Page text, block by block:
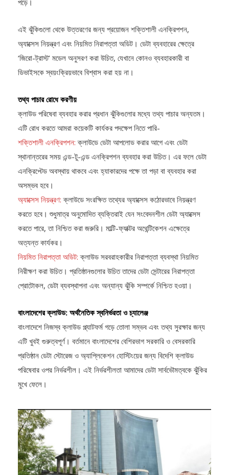
এই ঝুঁকিগুলো থেকে উত্তরণের জন্য প্রয়োজন শক্তিশালী এনক্রিপশন,
অ্যাক্সেস নিয়ন্ত্রণ এবং নিয়মিত নিরাপত্তা অডিট। ডেটা ব্যবহারের ক্ষেত্রে
‘জিরো-ট্রাস্ট’ মডেল অনুসরণ করা উচিত, যেখানে কোনও ব্যবহারকারী বা
ডিভাইসকে স্বয়ংক্রিয়ভাবে বিশ্বাস করা হয় না।
তথ্য পাচার রোধে করণীয়
ক্লাউড পরিষেবা ব্যবহার করার প্রধান ঝুঁকিগুলোর মধ্যে তথ্য পাচার অন্যতম।
এটি রোধ করতে আমরা কয়েকটি কার্যকর পদক্ষেপ নিতে পারি-
শক্তিশালী এনক্রিপশন: ক্লাউডে ডেটা আপলোড করার আগে এবং ডেটা
স্থানান্তরের সময় এন্ড-টু-এন্ড এনক্রিপশন ব্যবহার করা উচিত। এর ফলে ডেটা
এনক্রিপ্টেড অবস্থায় থাকবে এবং হ্যাকারদের পক্ষে তা পড়া বা ব্যবহার করা
অসম্ভব হবে।
অ্যাক্সেস নিয়ন্ত্রণ: ক্লাউডে সংরক্ষিত তথ্যের অ্যাক্সেস কঠোরভাবে নিয়ন্ত্রণ
করতে হবে। শুধুমাত্র অনুমোদিত ব্যক্তিরাই যেন সংবেদনশীল ডেটা অ্যাক্সেস
করতে পারে, তা নিশ্চিত করা জরুরি। মাল্টি-ফ্যাক্টর অথেন্টিকেশন এক্ষেত্রে
অত্যন্ত কার্যকর।
নিয়মিত নিরাপত্তা অডিট: ক্লাউড সরবরাহকারীর নিরাপত্তা ব্যবস্থা নিয়মিত
নিরীক্ষণ করা উচিত। প্রতিষ্ঠানগুলোর উচিত তাদের ডেটা সেন্টারের নিরাপত্তা
প্রোটোকল, ডেটা ব্যবস্থাপনা এবং অন্যান্য ঝুঁকি সম্পর্কে নিশ্চিত হওয়া।
বাংলাদেশের ক্লাউড: অর্থনৈতিক স্বনির্ভরতা ও চ্যালেঞ্জ
বাংলাদেশে নিজস্ব ক্লাউড প্ল্যাটফর্ম গড়ে তোলা সম্ভব এবং তথ্য সুরক্ষার জন্য
এটি খুবই গুরুত্বপূর্ণ। বর্তমানে বাংলাদেশের বেশিরভাগ সরকারি ও বেসরকারি
প্রতিষ্ঠান ডেটা স্টোরেজ ও অ্যাপ্লিকেশন হোস্টিংয়ের জন্য বিদেশি ক্লাউড
পরিষেবার ওপর নির্ভরশীল। এই নির্ভরশীলতা আমাদের ডেটা সার্বভৌমত্বকে ঝুঁকির
মুখে ফেলে।